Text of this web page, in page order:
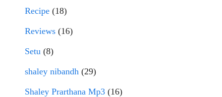
Recipe (18)
Reviews (16)
Setu (8)
shaley nibandh (29)
Shaley Prarthana Mp3 (16)